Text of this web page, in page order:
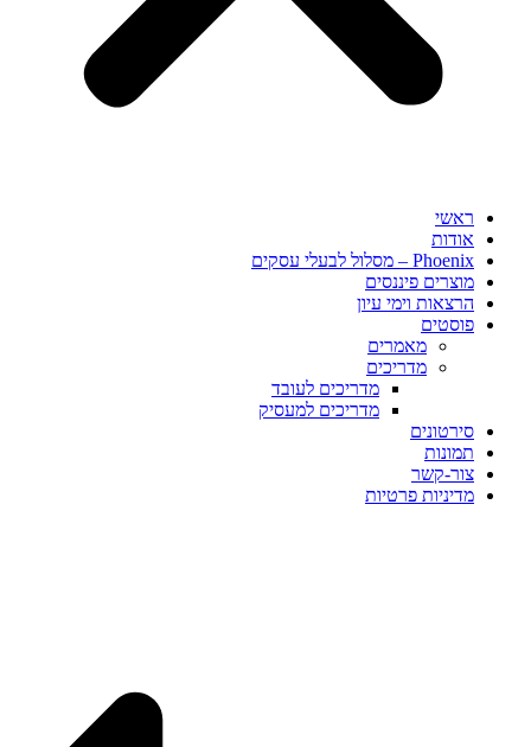
ראשי
אודות
Phoenix – מסלול לבעלי עסקים
מוצרים פיננסים
הרצאות וימי עיון
פוסטים​
מאמרים
מדריכים
מדריכים לעובד
מדריכים למעסיק
סירטונים
תמונות
צור-קשר
מדיניות פרטיות